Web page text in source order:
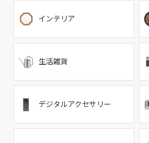
インテリア
生活雑貨
デジタルアクセサリー